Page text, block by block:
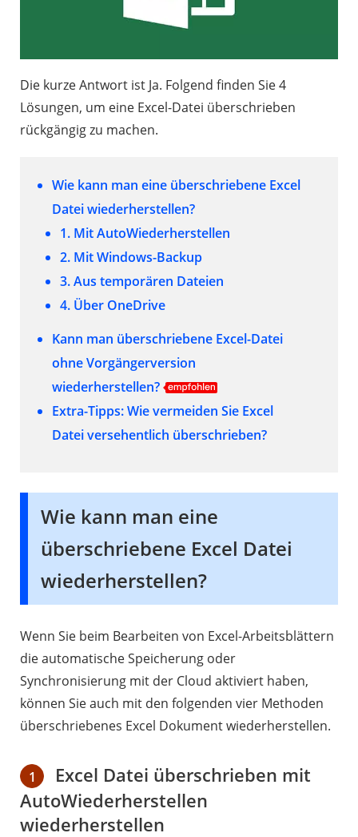
Die kurze Antwort ist Ja. Folgend finden Sie 4
Lösungen, um eine Excel-Datei überschrieben
rückgängig zu machen.
Wie kann man eine überschriebene Excel
Datei wiederherstellen?
1. Mit AutoWiederherstellen
2. Mit Windows-Backup
3. Aus temporären Dateien
4. Über OneDrive
Kann man überschriebene Excel-Datei
ohne Vorgängerversion
wiederherstellen?
Extra-Tipps: Wie vermeiden Sie Excel
Datei versehentlich überschrieben?
Wie kann man eine
überschriebene Excel Datei
wiederherstellen?
Wenn Sie beim Bearbeiten von Excel-Arbeitsblättern
die automatische Speicherung oder
Synchronisierung mit der Cloud aktiviert haben,
können Sie auch mit den folgenden vier Methoden
überschriebenes Excel Dokument wiederherstellen.
1
Excel Datei überschrieben mit
AutoWiederherstellen
wiederherstellen